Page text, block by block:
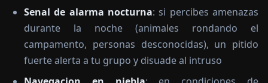
Senal de alarma nocturna: si percibes amenazas
durante la noche (animales rondando el
campamento, personas desconocidas), un pitido
fuerte alerta a tu grupo y disuade al intruso